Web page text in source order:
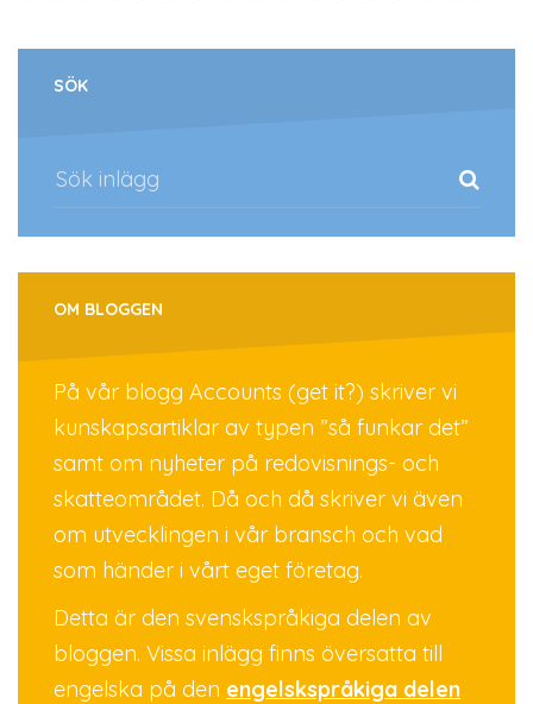
SÖK
OM BLOGGEN
På vår blogg Accounts (get it?) skriver vi
kunskapsartiklar av typen ”så funkar det”
samt om nyheter på redovisnings- och
skatteområdet. Då och då skriver vi även
om utvecklingen i vår bransch och vad
som händer i vårt eget företag.
Detta är den svenskspråkiga delen av
bloggen. Vissa inlägg finns översatta till
engelska på den engelskspråkiga delen